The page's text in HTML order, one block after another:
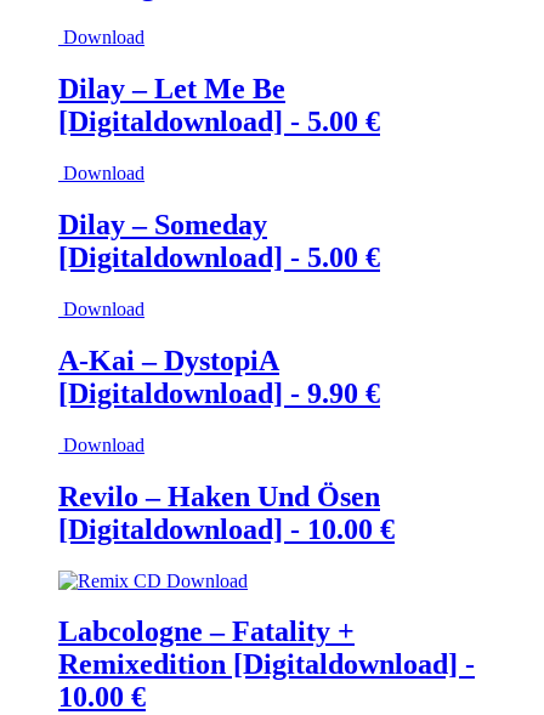
Download
Dilay – Let Me Be
[Digitaldownload] - 5.00 €
Download
Dilay – Someday
[Digitaldownload] - 5.00 €
Download
A-Kai – DystopiA
[Digitaldownload] - 9.90 €
Download
Revilo – Haken Und Ösen
[Digitaldownload] - 10.00 €
Download
Labcologne – Fatality +
Remixedition [Digitaldownload] -
10.00 €